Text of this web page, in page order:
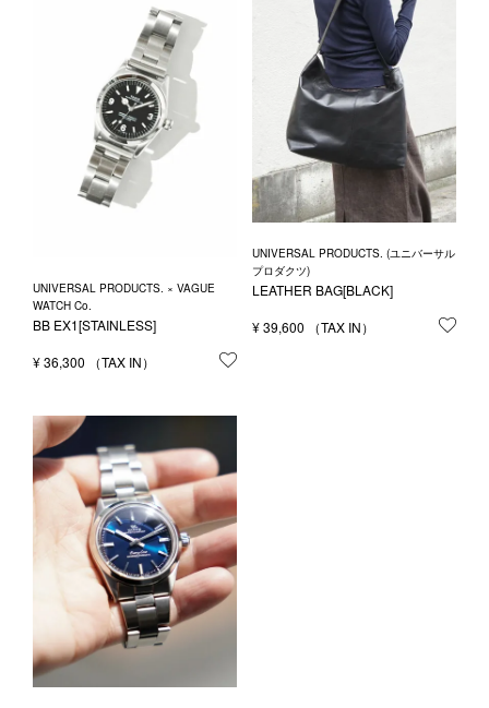
UNIVERSAL PRODUCTS. × VAGUE
WATCH Co.
BB EX1[STAINLESS]
¥36,300
UNIVERSAL PRODUCTS. (ユニバーサル
プロダクツ)
LEATHER BAG[BLACK]
¥39,600